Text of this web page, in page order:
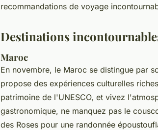
recommandations de voyage
Destinations
Maroc
En novembre, le Maroc se distingue par
propose des expériences culturelles
patrimoine de l'UNESCO, et vivez
gastronomique, ne manquez pas le
des Roses pour une randonnée